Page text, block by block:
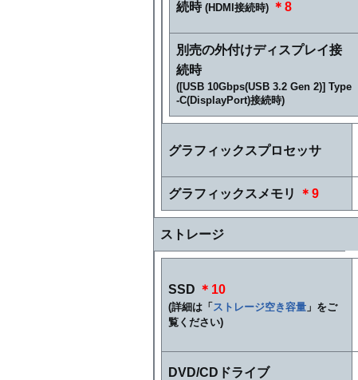
続時 (HDMI接続時) ＊8
別売の外付けディスプレイ接
続時
([USB 10Gbps(USB 3.2 Gen 2)] Type
-C(DisplayPort)接続時)
グラフィックスプロセッサ
グラフィックスメモリ ＊9
ストレージ
SSD ＊10
(詳細は「ストレージ空き容量 」をご
覧ください)
DVD/CDドライブ